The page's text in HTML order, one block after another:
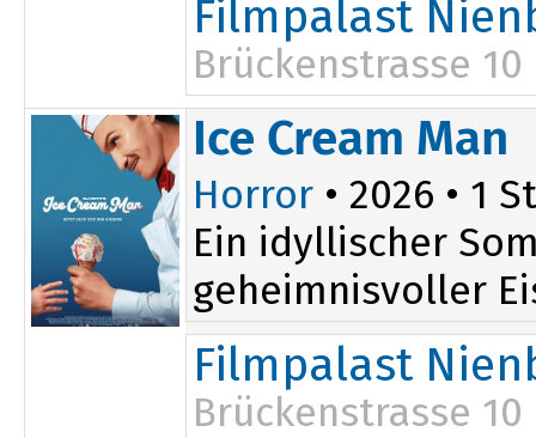
Filmpalast
Brückenstrasse 10
16:30
Ice Cream Man
Horror • 2026 • 1
Ein idyllischer
geheimnisvoller
Filmpalast
Brückenstrasse 10